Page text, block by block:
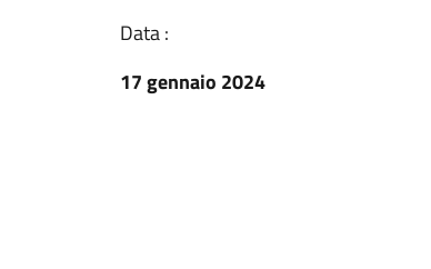
Data :
17 gennaio 2024